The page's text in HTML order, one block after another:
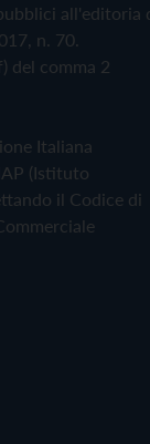
all'editoria
n. 70.
del comma 2
Italiana
(Istituto
il Codice di